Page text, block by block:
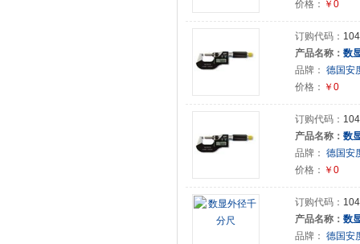
价格： ￥0
订购代码：
产品名称： 数
品牌： 德国安
价格： ￥0
订购代码：
产品名称： 数
品牌： 德国安
价格： ￥0
订购代码：
产品名称： 数
品牌： 德国安